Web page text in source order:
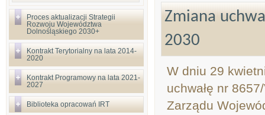
Proces aktualizacji Strategii
Rozwoju Województwa
Dolnośląskiego 2030+
Kontrakt Terytorialny na lata 2014-
2020
Kontrakt Programowy na lata 2021-
2027
Biblioteka opracowań IRT
Zmiana
2030
W dniu 29
uchwałę nr
Zarządu